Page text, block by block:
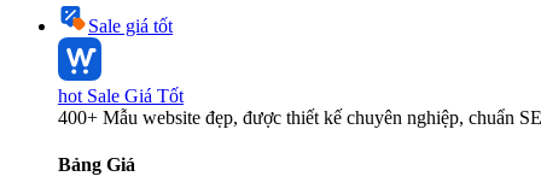
Sale giá tốt
hot Sale Giá Tốt
400+ Mẫu website đẹp, được thiết kế chuyên nghiệp, chuẩn
Bảng Giá